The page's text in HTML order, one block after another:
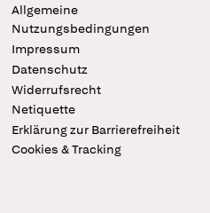
Allgemeine
Nutzungsbedingungen
Impressum
Datenschutz
Widerrufsrecht
Netiquette
Erklärung zur Barrierefreiheit
Cookies & Tracking